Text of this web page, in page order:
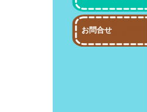
お問合せ